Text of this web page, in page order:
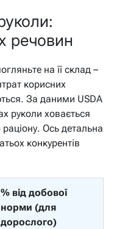
речовин
на її склад –
корисних
За даними USDA
руколи ховається
Ось детальна
конкурентів
% від добової
норми (для
дорослого)